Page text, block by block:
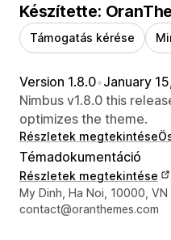
Készítette:
Támogatás kérése
Version 1.8.0•January
Nimbus v1.8.0 this
optimizes the theme.
Részletek megtekintése
Témadokumentáció
Részletek megtekintése
Dizájner kapcsolattartási
My Dinh, Ha Noi, 10000, VN
contact@oranthemes.com